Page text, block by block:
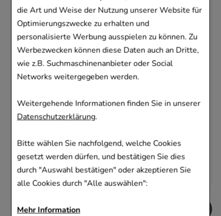
die Art und Weise der Nutzung unserer Website für
Optimierungszwecke zu erhalten und
personalisierte Werbung ausspielen zu können. Zu
Werbezwecken können diese Daten auch an Dritte,
wie z.B. Suchmaschinenanbieter oder Social
Networks weitergegeben werden.
Weitergehende Informationen finden Sie in unserer
Datenschutzerklärung.
Bitte wählen Sie nachfolgend, welche Cookies
gesetzt werden dürfen, und bestätigen Sie dies
durch "Auswahl bestätigen" oder akzeptieren Sie
alle Cookies durch "Alle auswählen":
Mehr Information
ROCHE-POSAY Hydraphase Intense
Augencreme
L'Oreal Deutschland GmbH
09068353
Sofort lieferbar
15,55 €¹
AVP :24,50 €²
1.036,67 €pro 1 l